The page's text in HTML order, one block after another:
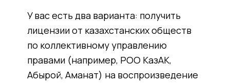
У вас есть два варианта: получить
лицензии от казахстанских обществ
по коллективному управлению
правами (например, РОО КазАК,
Абырой, Аманат) на воспроизведение